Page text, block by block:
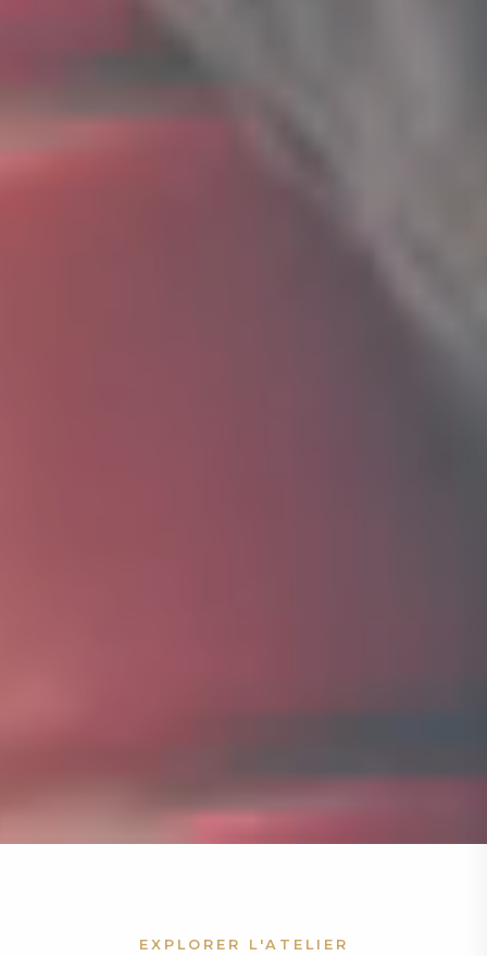
EXPLORER L'ATELIER